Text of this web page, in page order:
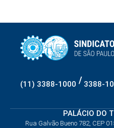
(11) 3388-1000 / 3388-
PALÁCIO DO
Rua Galvão Bueno 782, CEP